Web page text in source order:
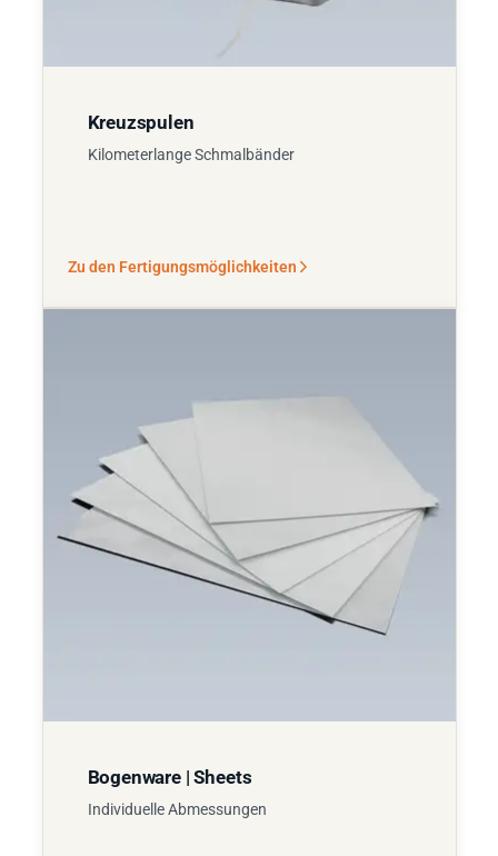
Kreuzspulen
Kilometerlange Schmalbänder
Zu den Fertigungsmöglichkeiten
Bogenware | Sheets
Individuelle Abmessungen